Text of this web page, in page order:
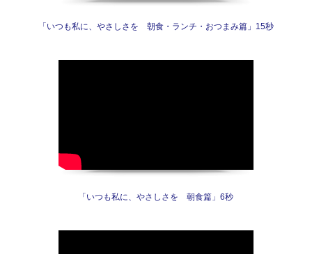
「いつも私に、やさしさを 朝食・ランチ・おつまみ篇」15秒
「いつも私に、やさしさを 朝食篇」6秒